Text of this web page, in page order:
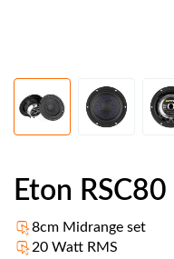
Eton RSC80
8cm Midrange set
20 Watt RMS